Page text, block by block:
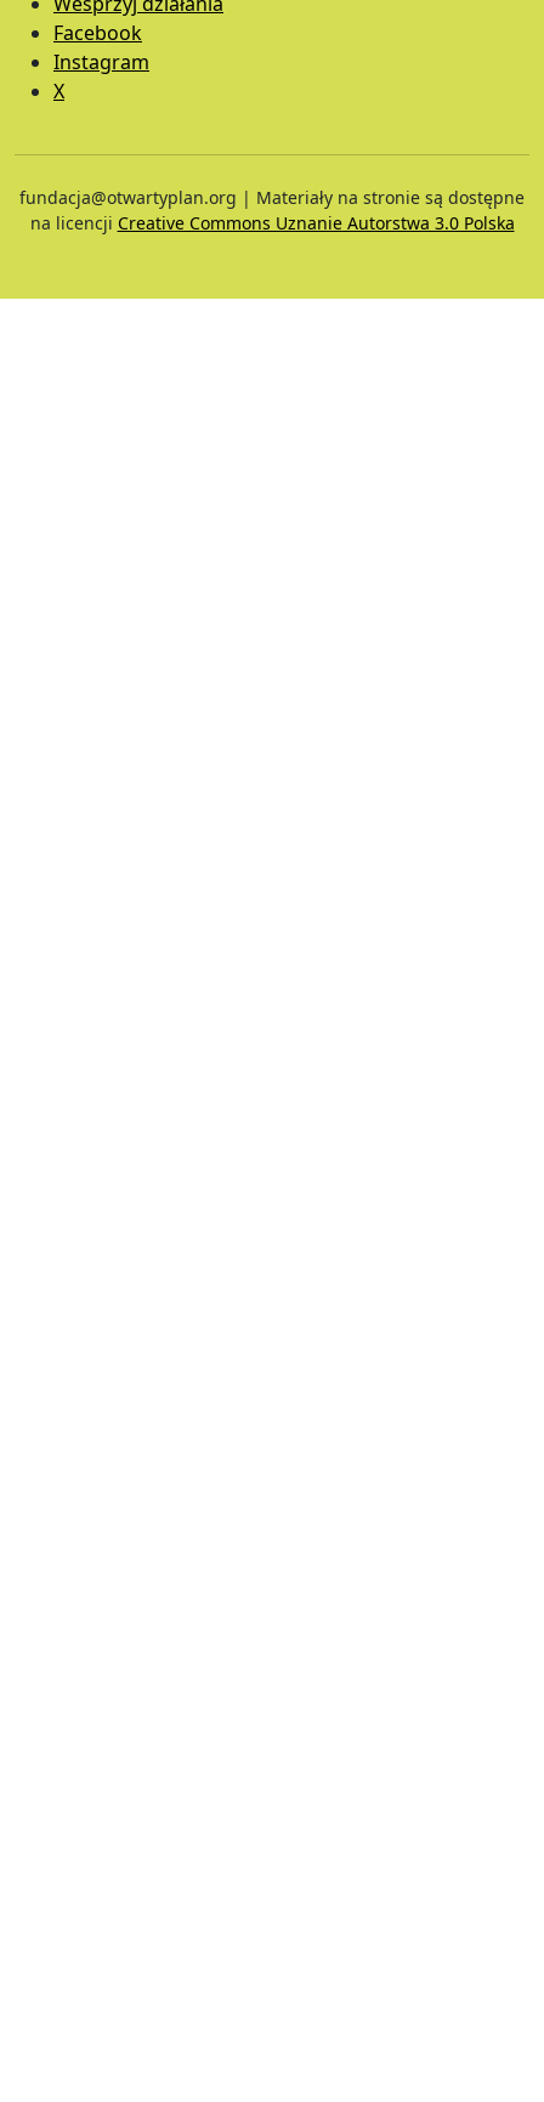
Facebook
Instagram
X
fundacja@otwartyplan.org | Materiały na stronie są dostępne
na licencji Creative Commons Uznanie Autorstwa 3.0 Polska